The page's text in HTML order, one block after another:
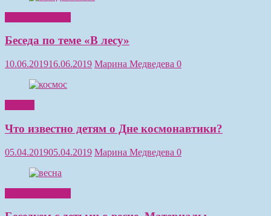
Беседа по теме «В лесу»
10.06.201916.06.2019 Марина Медведева 0
Что известно детям о Дне космонавтики?
05.04.201905.04.2019 Марина Медведева 0